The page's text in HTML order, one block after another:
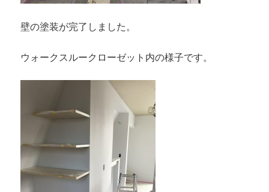
壁の塗装が完了しました。
ウォークスルークローゼット内の様子です。